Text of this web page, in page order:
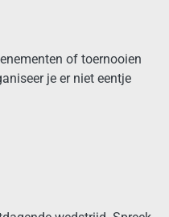
of toernooien
je er niet eentje